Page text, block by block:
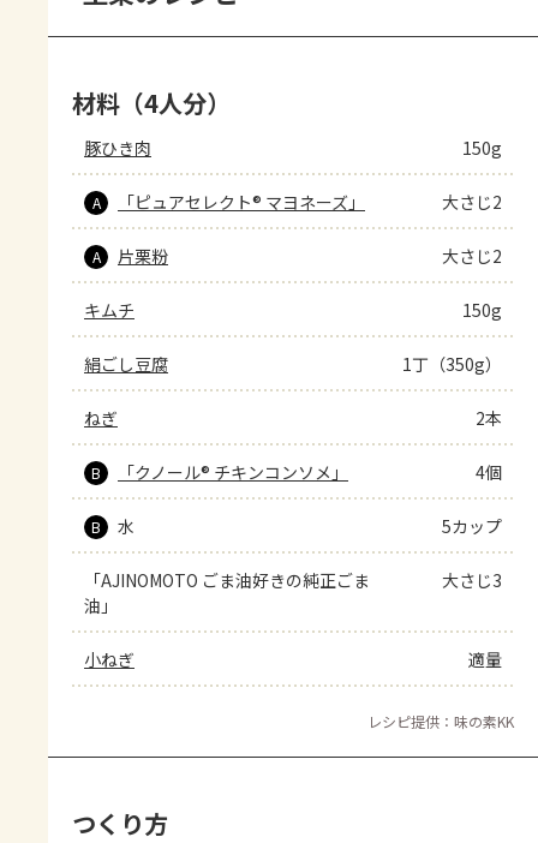
材料（4人分）
豚ひき肉 150g
A 「ピュアセレクト® マヨネーズ」 大さじ2
A 片栗粉 大さじ2
キムチ 150g
絹ごし豆腐 1丁（350g）
ねぎ 2本
B 「クノール® チキンコンソメ」 4個
B 水 5カップ
「AJINOMOTO ごま油好きの純正ごま
油」
大さじ3
小ねぎ 適量
レシピ提供：味の素KK
つくり方